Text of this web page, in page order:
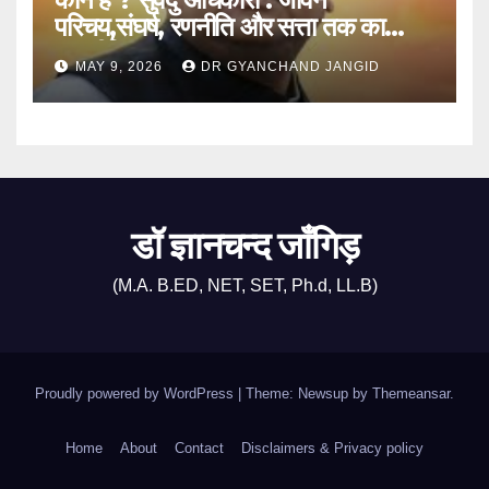
परिचय,संघर्ष, रणनीति और सत्ता तक का
राजनीतिक सफर
MAY 9, 2026 DR GYANCHAND JANGID
डॉ ज्ञानचन्द जाँगिड़
(M.A. B.ED, NET, SET, Ph.d, LL.B)
Proudly powered by WordPress Theme: Newsup by Themeansar.
Home About Contact Disclaimers & Privacy policy